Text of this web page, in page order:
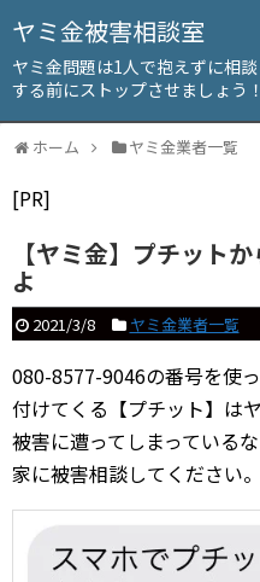
ヤミ金被害相談室
ヤミ金問題は1人で抱えずに相
する前にストップさせましょう！
ホーム ヤミ金業者一覧
[PR]
【ヤミ金】プチット
よ
2021/3/8 ヤミ金業者一覧
080-8577-9046の番号を使
付けてくる【プチット】は
被害に遭ってしまっている
家に被害相談してください。